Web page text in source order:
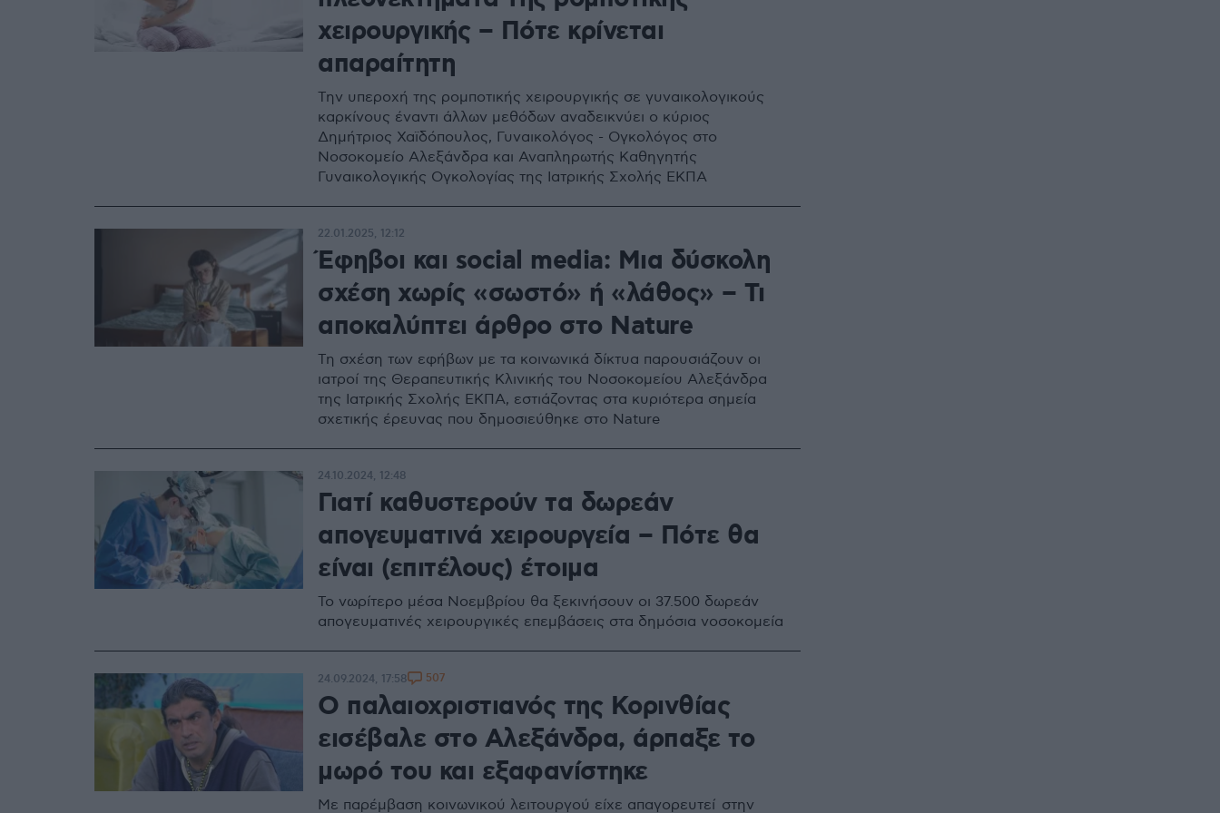
χειρουργικής – Πότε κρίνεται
απαραίτητη
Την υπεροχή της ρομποτικής χειρουργικής σε γυναικολογικούς
καρκίνους έναντι άλλων μεθόδων αναδεικνύει ο κύριος
Δημήτριος Χαϊδόπουλος, Γυναικολόγος - Ογκολόγος στο
Νοσοκομείο Αλεξάνδρα και Αναπληρωτής Καθηγητής
Γυναικολογικής Ογκολογίας της Ιατρικής Σχολής ΕΚΠΑ
Έφηβοι και social media: Μια δύσκολη
σχέση χωρίς «σωστό» ή «λάθος» – Τι
αποκαλύπτει άρθρο στο Nature
Τη σχέση των εφήβων με τα κοινωνικά δίκτυα παρουσιάζουν οι
ιατροί της Θεραπευτικής Κλινικής του Νοσοκομείου Αλεξάνδρα
της Ιατρικής Σχολής ΕΚΠΑ, εστιάζοντας στα κυριότερα σημεία
σχετικής έρευνας που δημοσιεύθηκε στο Nature
22.01.2025, 12:12
Γιατί καθυστερούν τα δωρεάν
απογευματινά χειρουργεία – Πότε θα
είναι (επιτέλους) έτοιμα
Το νωρίτερο μέσα Νοεμβρίου θα ξεκινήσουν οι 37.500 δωρεάν
απογευματινές χειρουργικές επεμβάσεις στα δημόσια νοσοκομεία
24.10.2024, 12:48
Ο παλαιοχριστιανός της Κορινθίας
εισέβαλε στο Αλεξάνδρα, άρπαξε το
μωρό του και εξαφανίστηκε
Με παρέμβαση κοινωνικού λειτουργού είχε απαγορευτεί στην
24.09.2024, 17:58 507